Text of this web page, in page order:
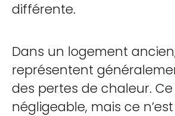
différente.
Dans un logement
représentent
des pertes de chaleur. Ce
négligeable, mais ce